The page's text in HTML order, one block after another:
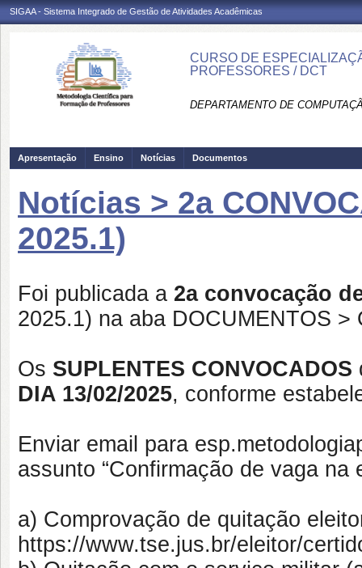
SIGAA - Sistema Integrado de Gestão de Atividades Acadêmicas
CURSO DE
PROFESSORES / DCT
DEPARTAMENTO DE
Apresentação Ensino Notícias Documentos
Notícias > 2a
2025.1)
Foi publicada a 2a convocação
2025.1) na aba DOCUMENTOS >
Os SUPLENTES CONVOCADOS
DIA 13/02/2025, conforme
Enviar email para
assunto “Confirmação de vaga na
a) Comprovação de quitação
https://www.tse.jus.br/eleitor/